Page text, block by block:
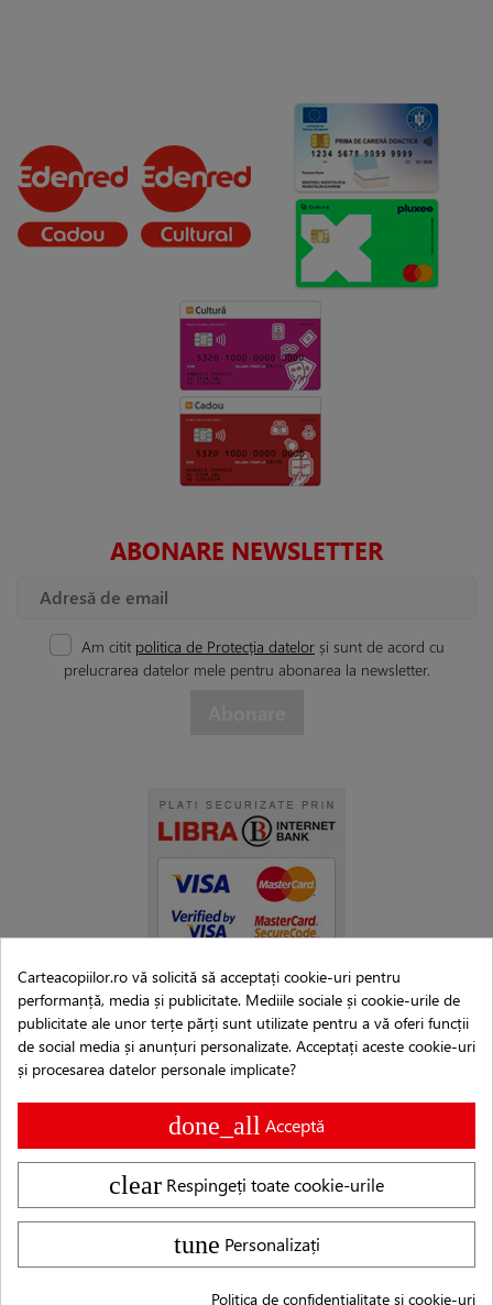
ABONARE NEWSLETTER
Am citit politica de Protecția datelor și sunt de acord cu
prelucrarea datelor mele pentru abonarea la newsletter.
Copyright © 2007–2026 Editura Cartea Copiilor®
Logo-ul și denumirea Cartea Copiilor® sunt MARCĂ
Stat pentru Invenții și Mărci din data de 23.05.2019.
Carteacopiilor.ro vă solicită să acceptați cookie-uri pentru
performanță, media și publicitate. Mediile sociale și cookie-urile de
publicitate ale unor terțe părți sunt utilizate pentru a vă oferi funcții
de social media și anunțuri personalizate. Acceptați aceste cookie-uri
și procesarea datelor personale implicate?
done_all Acceptă
clear Respingeți toate cookie-urile
tune Personalizați
Politica de confidențialitate și cookie-uri